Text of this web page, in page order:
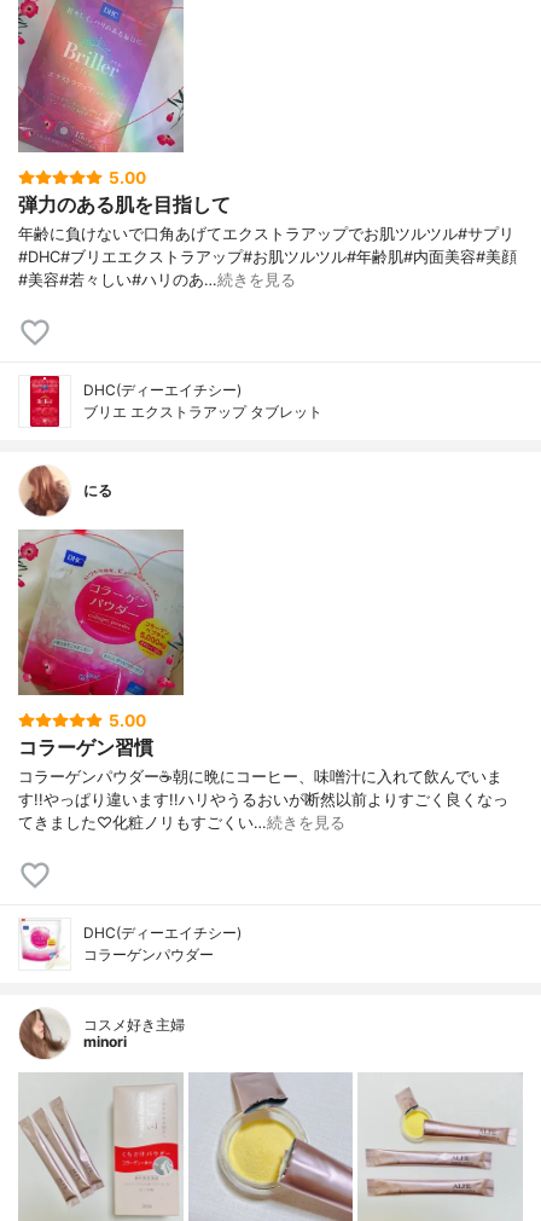
5.00
弾力のある肌を目指して
年齢に負けないで口角あげてエクストラアップでお肌ツルツル#サプリ
#DHC#ブリエエクストラアップ#お肌ツルツル#年齢肌#内面美容#美顔
#美容#若々しい#ハリのあ…続きを見る
DHC(ディーエイチシー)
ブリエ エクストラアップ タブレット
にる
5.00
コラーゲン習慣
コラーゲンパウダー☕朝に晩にコーヒー、味噌汁に入れて飲んでいま
す!!やっぱり違います!!ハリやうるおいが断然以前よりすごく良くなっ
てきました♡化粧ノリもすごくい…続きを見る
DHC(ディーエイチシー)
コラーゲンパウダー
コスメ好き主婦
minori